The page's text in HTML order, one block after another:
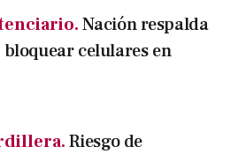
Nación respalda
celulares en
Riesgo de